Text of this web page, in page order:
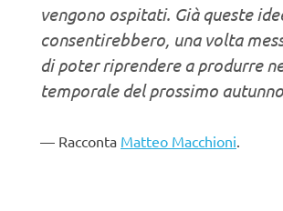
vengono ospitati. Già queste
consentirebbero, una volta
di poter riprendere a produrre
temporale del prossimo
Racconta Matteo Macchioni.